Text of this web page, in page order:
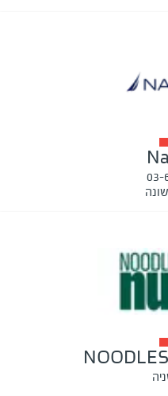
03-